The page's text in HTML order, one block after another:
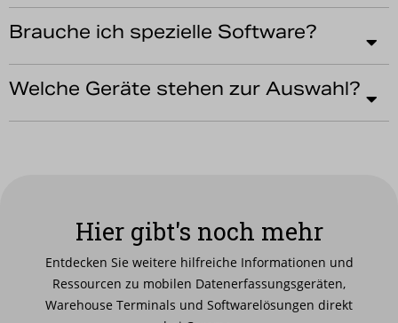
Brauche ich spezielle Software?
Welche Geräte stehen zur Auswahl?
Hier gibt's noch mehr
Entdecken Sie weitere hilfreiche Informationen und
Ressourcen zu mobilen Datenerfassungsgeräten,
Warehouse Terminals und Softwarelösungen direkt